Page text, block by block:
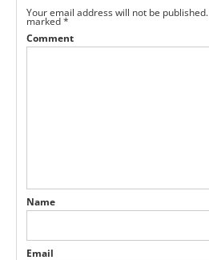
Your email address will not be published.
marked*
Comment
Name
Email